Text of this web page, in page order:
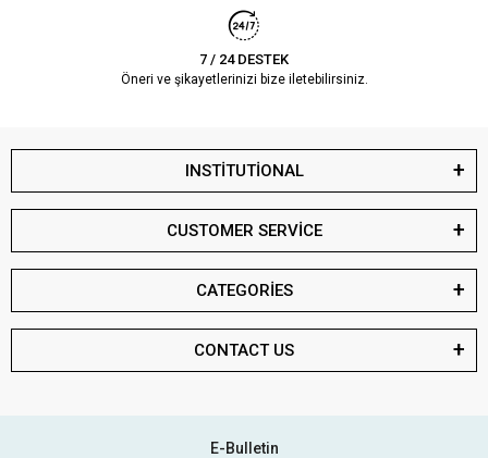
7 / 24 DESTEK
Öneri ve şikayetlerinizi bize iletebilirsiniz.
INSTİTUTİONAL
CUSTOMER SERVİCE
CATEGORİES
CONTACT US
E-Bulletin